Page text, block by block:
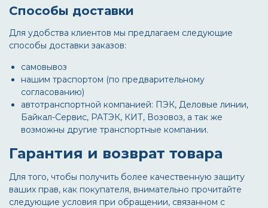
Способы доставки
Для удобства клиентов мы предлагаем следующие
способы доставки заказов:
самовывоз
нашим траспортом (по предварительному
согласованию)
автотранспортной компанией: ПЭК, Деловые линии,
Байкал-Сервис, РАТЭК, КИТ, Возовоз, а так же
возможны другие транспортные компании.
Гарантия и возврат товара
Для того, чтобы получить более качественную защиту
ваших прав, как покупателя, внимательно прочитайте
следующие условия при обращении, связанном с